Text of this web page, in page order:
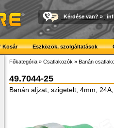
Kérdése van? »
Kosár Eszközök, szolgáltatások
Főkategória » Csatlakozók » Banán
49.7044-25
Banán aljzat, szigetelt, 4mm,